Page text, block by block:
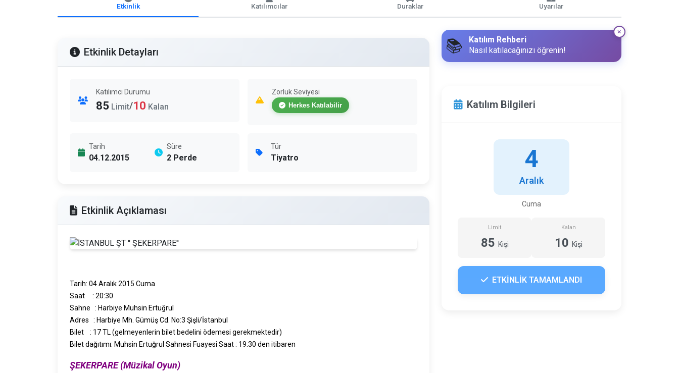
Etkinlik Katılımcılar Duraklar Uyarılar
Etkinlik Detayları
Katılımcı Durumu
85 Limit/10 Kalan
Zorluk Seviyesi
Herkes Katılabilir
Tarih
04.12.2015
Süre
2 Perde
Tür
Tiyatro
Etkinlik Açıklaması
Tarih: 04 Aralık 2015 Cuma
Saat : 20:30
Sahne : Harbiye Muhsin Ertuğrul
Adres : Harbiye Mh. Gümüş Cd. No:3 Şişli/İstanbul
Bilet : 17 TL (gelmeyenlerin bilet bedelini ödemesi gerekmektedir)
Bilet dağıtımı: Muhsin Ertuğrul Sahnesi Fuayesi Saat : 19.30 den itibaren
ŞEKERPARE (Müzikal Oyun)
📚
Katılım Rehberi
Nasıl katılacağınızı öğrenin!
Katılım Bilgileri
4
Aralık
Cuma
Limit
85 Kişi
Kalan
10 Kişi
ETKİNLİK TAMAMLANDI